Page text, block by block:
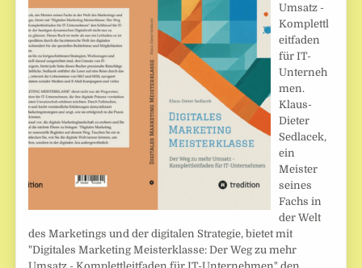
Umsatz -
Komplettl
eitfaden
für IT-
Unterneh
men.
Klaus-
Dieter
Sedlacek,
ein
Meister
seines
Fachs in
der Welt
des Marketings und der digitalen Strategie, bietet mit
"Digitales Marketing Meisterklasse: Der Weg zu mehr